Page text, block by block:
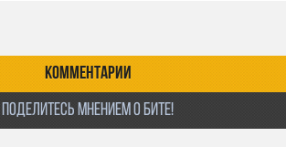
КОММЕНТАРИИ
ПОДЕЛИТЕСЬ МНЕНИЕМ О БИТЕ!